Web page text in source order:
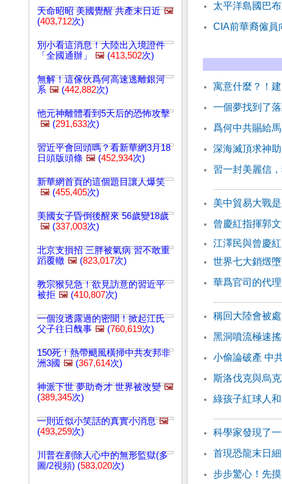
天命昭昭 美國覺醒 共產末日近 🖼️
(403,712次)
別小看這消息！大陸出入境證件
「全國通辦」
🖼️ (413,502次)
無解！這傢伙爲何高速逃離銀河
系 🖼️ (442,882次)
他元神離體看到5天后的恐怖攻擊
🖼️ (291,633次)
習近平會回頭嗎？看新華網3月18
日頭版頭條 🖼️ (452,934次)
新華網首頁的這個題目讓人爆笑
🖼️ (455,405次)
美國女子昏倒後醒來 56歲變18歲
🖼️ (337,003次)
北京支損招 三胖被氣病 習不敢重
蹈覆轍 🖼️ (823,017次)
教宗猴兒急！欲見訪意的習近平
被拒 🖼️ (410,807次)
一個沒透露過的密聞！掀起江氏
父子往日醜事 🖼️ (760,619次)
150死！熱帶颶風橫掃中共友邦非
洲3國 🖼️ (367,614次)
神派下世 夢助奇才 世界被改變 🖼️
(389,345次)
一則近似小笑話的真實小消息 🖼️
(493,259次)
川普在剷除人心中的無形監獄(多
圖/2視頻) (583,020次)
太平洋島國巴
CIA前華裔僱員
寓意什麼？！
一個夢找到了
爲何中共賜給
深海滅頂求神
習一封美麗信
美中貿易大戰
曾慶紅指揮郭
江澤民與曾慶
世界七大銷燬
華爲官司的代
稱回大陸會被
黑洞噴流極速
小偷論破產 中
斯洛伐克與烏
綠孩子紅球人
科學家發現了
首現恐龍末日
步步驚心！先